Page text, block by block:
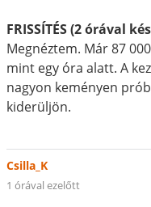
FRISSÍTÉS (2 órával
Megnéztem. Már 87
mint egy óra alatt. A
nagyon keményen
kiderüljön.
Csilla_K
1 órával ezelőtt